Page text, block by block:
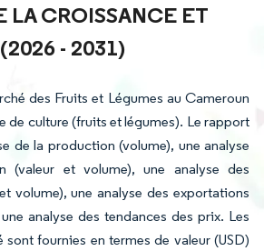
LA CROISSANCE ET
- 2031)
des Fruits et Légumes au Cameroun
de culture (fruits et légumes). Le rapport
de la production (volume), une analyse
(valeur et volume), une analyse des
volume), une analyse des exportations
analyse des tendances des prix. Les
fournies en termes de valeur (USD)